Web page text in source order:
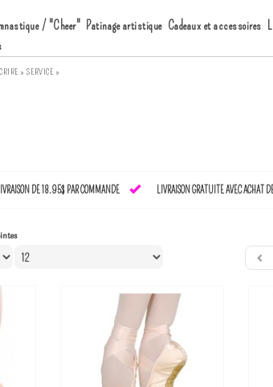
/ "Cheer" Patinage artistique Cadeaux et accessoires
» SERVICE »
DE 18.95$ PAR COMMANDE LIVRAISON GRATUITE AVEC ACHAT